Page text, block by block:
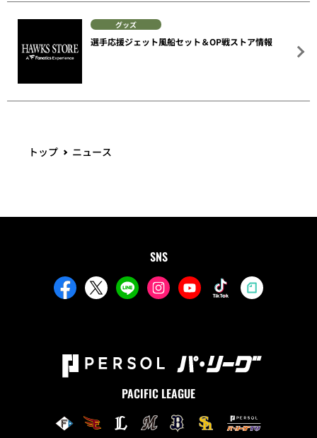
グッズ
選手応援ジェット風船セット＆OP戦ストア情報
トップ ニュース
SNS
PACIFIC LEAGUE